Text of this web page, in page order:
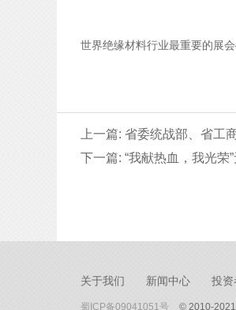
世界绝缘材料行业最重要的展
上一篇: 省委统战部、省工
下一篇: “我献热血，我光荣
关于我们 新闻中心 投资
蜀ICP备09041051号 © 2010-2021